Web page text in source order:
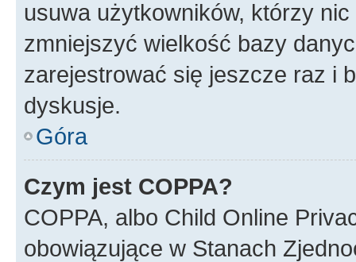
usuwa użytkowników, którzy
zmniejszyć wielkość bazy
zarejestrować się jeszcze raz i
dyskusje.
Góra
Czym jest COPPA?
COPPA, albo Child Online
obowiązujące w Stanach